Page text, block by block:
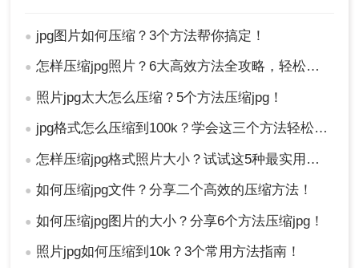
你们现在知道jpg图片如何压缩了吧？如果大家还有更好的压缩
方法，也可以和我分享一下哦！
● jpg图片如何压缩？3个方法帮你搞定！
● 怎样压缩jpg照片？6大高效方法全攻略，轻松搞定图片瘦身！
● 照片jpg太大怎么压缩？5个方法压缩jpg！
● jpg格式怎么压缩到100k？学会这三个方法轻松搞定！
● 怎样压缩jpg格式照片大小？试试这5种最实用的JPG压缩方法！
● 如何压缩jpg文件？分享二个高效的压缩方法！
● 如何压缩jpg图片的大小？分享6个方法压缩jpg！
● 照片jpg如何压缩到10k？3个常用方法指南！